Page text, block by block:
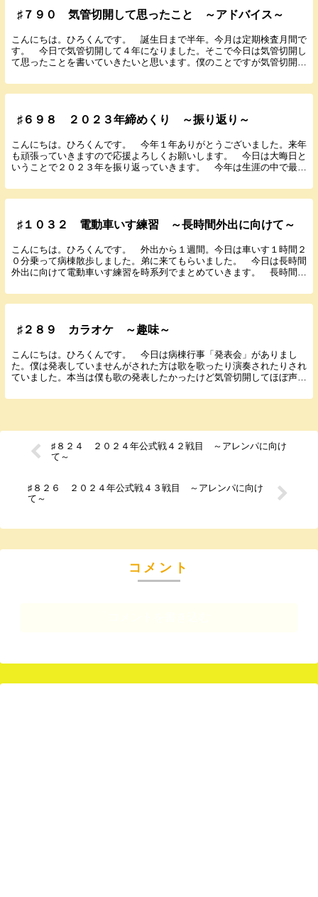
♯７９０ 気管切開して思ったこと ～アドバイス～
こんにちは。ひろくんです。 誕生日まで半年。今月は定期検査月間で
す。 今日で気管切開して４年になりました。そこで今日は気管切開し
て思ったことを書いていきたいと思います。僕のことですが気管切開さ
♯６９８ ２０２３年締めくり ～振り返り～
こんにちは。ひろくんです。 今年１年ありがとうございました。来年
も頑張っていきますので応援よろしくお願いします。 今日は大晦日と
いうことで２０２３年を振り返っていきます。 今年は生涯の中で最高
♯１０３２ 電動車いす練習 ～長時間外出に向けて～
こんにちは。ひろくんです。 外出から１週間。今日は車いす１時間２
０分乗って病棟散歩しました。弟に来てもらいました。 今日は長時間
外出に向けて電動車いす練習を時系列でまとめていきます。 長時間外
♯２８９ カラオケ ～趣味～
こんにちは。ひろくんです。 今日は病棟行事「発表会」がありまし
た。僕は発表していませんがされた方は歌を歌ったり演奏されたりされ
ていました。本当は僕も歌の発表したかったけど気管切開してほぼ声が
♯８２４ ２０２４年公式戦４２戦目 ～アレンパに向け
て～
♯８２６ ２０２４年公式戦４３戦目 ～アレンパに向け
て～
コメント